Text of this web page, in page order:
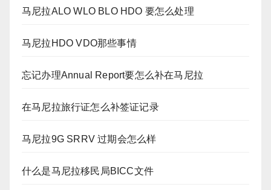
马尼拉ALO WLO BLO HDO 要怎么处理
马尼拉HDO VDO那些事情
忘记办理Annual Report要怎么补在马尼拉
在马尼拉旅行证怎么补签证记录
马尼拉9G SRRV 过期会怎么样
什么是马尼拉移民局BICC文件